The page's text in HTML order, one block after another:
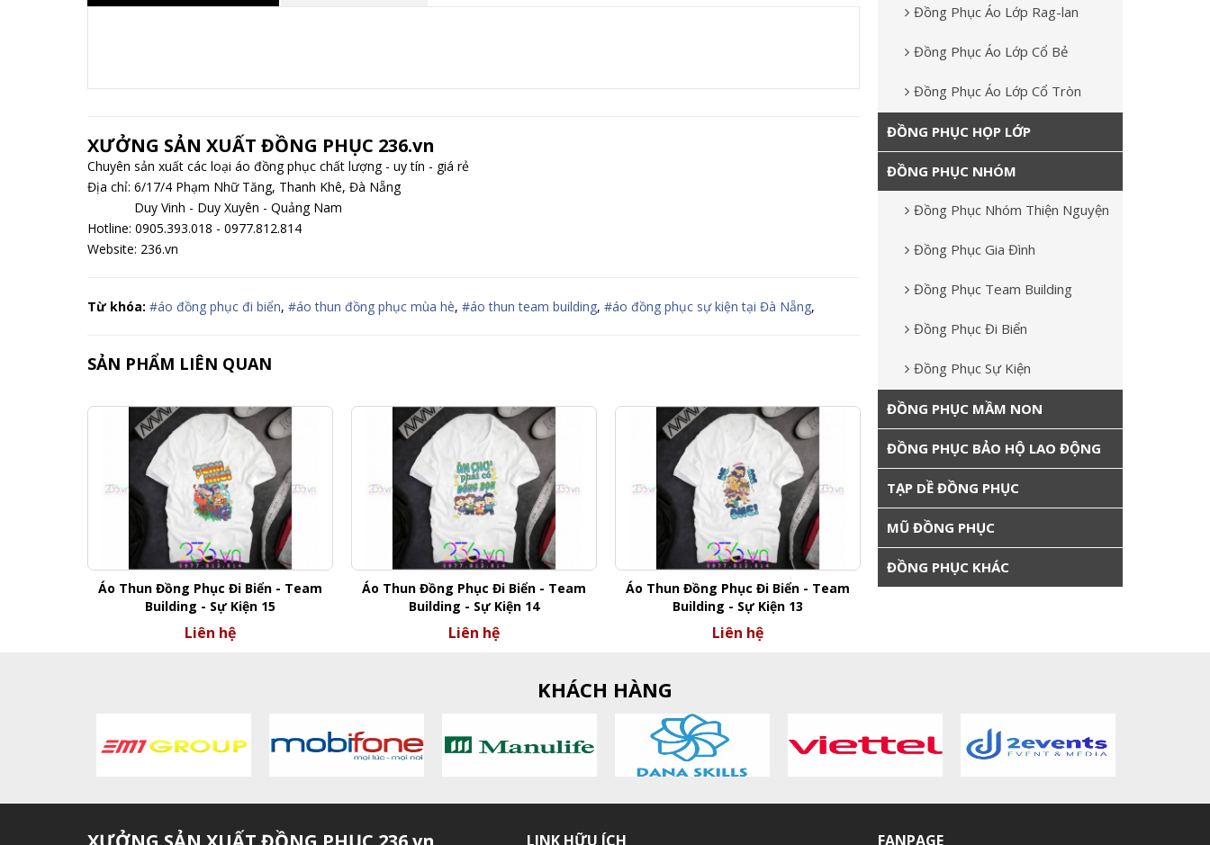
XƯỞNG SẢN XUẤT ĐỒNG PHỤC 236.vn
Chuyên sản xuất các loại áo đồng phục chất lượng - uy tín - giá rẻ
Địa chỉ: 6/17/4 Phạm Nhữ Tăng, Thanh Khê, Đà Nẵng
Duy Vinh - Duy Xuyên - Quảng Nam
Hotline: 0905.393.018 - 0977.812.814
Website: 236.vn
Từ khóa: #áo đồng phục đi biển, #áo thun đồng phục mùa hè, #áo thun team building, #áo đồng phục sự kiện tại Đà Nẵng,
SẢN PHẨM LIÊN QUAN
Áo Thun Đồng Phục Đi Biển - Team
Building - Sự Kiện 15
Liên hệ
Áo Thun Đồng Phục Đi Biển - Team
Building - Sự Kiện 14
Liên hệ
Áo Thun Đồng Phục Đi Biển - Team
Building - Sự Kiện 13
Liên hệ
Áo Thun Đồng Phục Đi Biển - Team
Đồng Phục Áo Lớp Rag-lan
Đồng Phục Áo Lớp Cổ Bẻ
Đồng Phục Áo Lớp Cổ Tròn
ĐỒNG PHỤC HỌP LỚP
ĐỒNG PHỤC NHÓM
Đồng Phục Nhóm Thiện Nguyện
Đồng Phục Gia Đình
Đồng Phục Team Building
Đồng Phục Đi Biển
Đồng Phục Sự Kiện
ĐỒNG PHỤC MẦM NON
ĐỒNG PHỤC BẢO HỘ LAO ĐỘNG
TẠP DỀ ĐỒNG PHỤC
MŨ ĐỒNG PHỤC
ĐỒNG PHỤC KHÁC
KHÁCH HÀNG
LINK HỮU ÍCH FANPAGE